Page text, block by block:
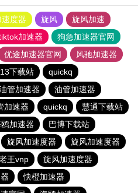
度器 旋风
旋风加速
加速器
狗急加速器官网
优途加速器官网
风驰加速器
下载站
quickq
管加速器
油管加速器
加速器 quickq
慧通下载站
加速器
巴博下载站
旋风加速度器
旋风加速度器
王vnp
旋风加速度器
快橙加速器